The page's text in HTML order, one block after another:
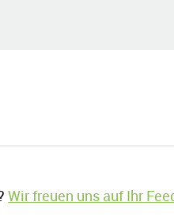
Wir freuen uns auf Ihr